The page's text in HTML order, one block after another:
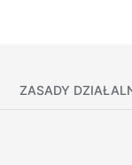
ZASADY